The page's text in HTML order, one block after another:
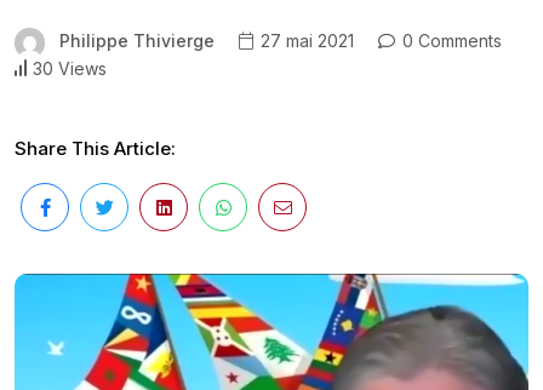
Philippe Thivierge 27 mai 2021
0 Comments
30 Views
Share This Article: